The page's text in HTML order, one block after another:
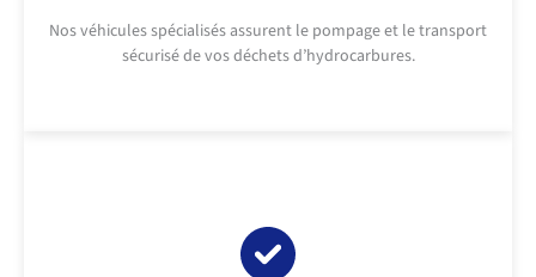
Nos véhicules spécialisés assurent le pompage et le transport
sécurisé de vos déchets d’hydrocarbures.